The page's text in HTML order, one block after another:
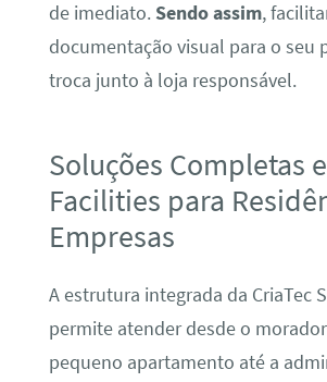
de imediato. Sendo assim,
documentação visual para o seu
troca junto à loja responsável.
Soluções Completas
Facilities para
Empresas
A estrutura integrada da CriaTec
permite atender desde o
pequeno apartamento até a